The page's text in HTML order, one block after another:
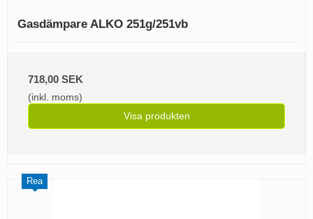
Gasdämpare ALKO 251g/251vb
718,00 SEK
(inkl. moms)
Visa produkten
Rea